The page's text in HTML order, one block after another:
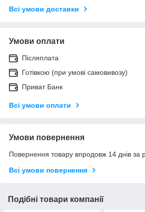
Всі умови доставки
Умови оплати
Післяплата
Готівкою (при умові самовивозу)
Приват Банк
Всі умови оплати
Умови повернення
Повернення товару впродовж 14 днів за
Всі умови повернення
Подібні товари компанії